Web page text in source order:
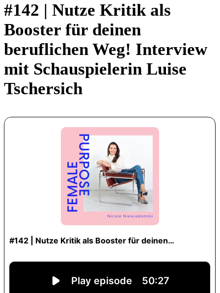
#142 | Nutze Kritik als
Booster für deinen
beruflichen Weg! Interview
mit Schauspielerin Luise
Tschersich